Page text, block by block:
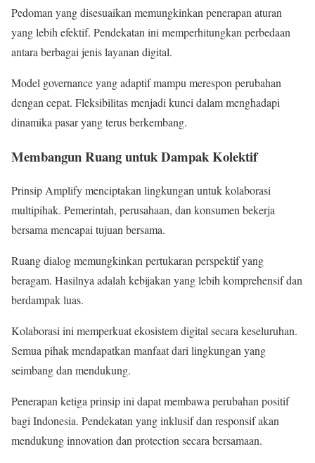
Pedoman yang disesuaikan memungkinkan penerapan aturan
yang lebih efektif. Pendekatan ini memperhitungkan perbedaan
antara berbagai jenis layanan digital.
Model governance yang adaptif mampu merespon perubahan
dengan cepat. Fleksibilitas menjadi kunci dalam menghadapi
dinamika pasar yang terus berkembang.
Membangun Ruang untuk Dampak Kolektif
Prinsip Amplify menciptakan lingkungan untuk kolaborasi
multipihak. Pemerintah, perusahaan, dan konsumen bekerja
bersama mencapai tujuan bersama.
Ruang dialog memungkinkan pertukaran perspektif yang
beragam. Hasilnya adalah kebijakan yang lebih komprehensif dan
berdampak luas.
Kolaborasi ini memperkuat ekosistem digital secara keseluruhan.
Semua pihak mendapatkan manfaat dari lingkungan yang
seimbang dan mendukung.
Penerapan ketiga prinsip ini dapat membawa perubahan positif
bagi Indonesia. Pendekatan yang inklusif dan responsif akan
mendukung innovation dan protection secara bersamaan.